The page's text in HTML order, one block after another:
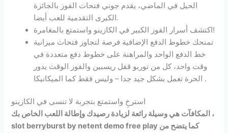
الحيل في الماضي، يقدم جوني فتحات الفوز بالجائزة
الكبرى التقدمية للعب أيضا.
اكتشف أسرار الفوز الكبير في الكازينو واستمتع بالمغامرة!
تمنحك خطوط الدفع الإضافية فرصة لتجاوز فتحات ميزانية
خط الدفع الواحد والمراهنة على خطوط دفع متعددة في
وقت واحد، كل من توربو قفل ريسبين والفوز الوقت يدور
الحرة تعمل بشكل جيد جدا – وليس فقط كما الميكانيكا .
استرخِ واستمتع بتجربة لا تنسى في الكازينو
المكافآت هي وسيلة رائعة لزيادة رصيدك وإطالة اللعب الخاص بك ،
slot berryburst by netent demo free play كما يتضح من